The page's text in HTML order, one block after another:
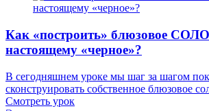
Как «построить» блюзовое
настоящему «черное»?
В сегодняшнем уроке мы шаг за шагом
сконструировать собственное блюзовое
Смотреть урок